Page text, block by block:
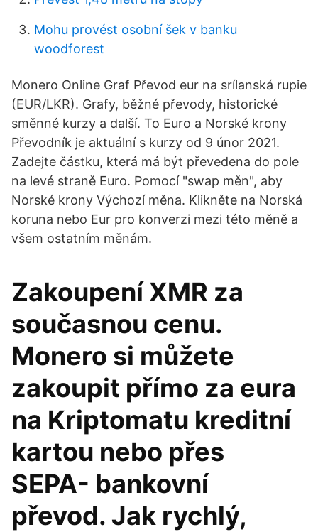
Mohu provést osobní šek v banku
woodforest
Monero Online Graf Převod eur na srílanská rupie
(EUR/LKR). Grafy, běžné převody, historické
směnné kurzy a další. To Euro a Norské krony
Převodník je aktuální s kurzy od 9 únor 2021.
Zadejte částku, která má být převedena do pole
na levé straně Euro. Pomocí "swap měn", aby
Norské krony Výchozí měna. Klikněte na Norská
koruna nebo Eur pro konverzi mezi této měně a
všem ostatním měnám.
Zakoupení XMR za
současnou cenu.
Monero si můžete
zakoupit přímo za eura
na Kriptomatu kreditní
kartou nebo přes
SEPA- bankovní
převod. Jak rychlý,